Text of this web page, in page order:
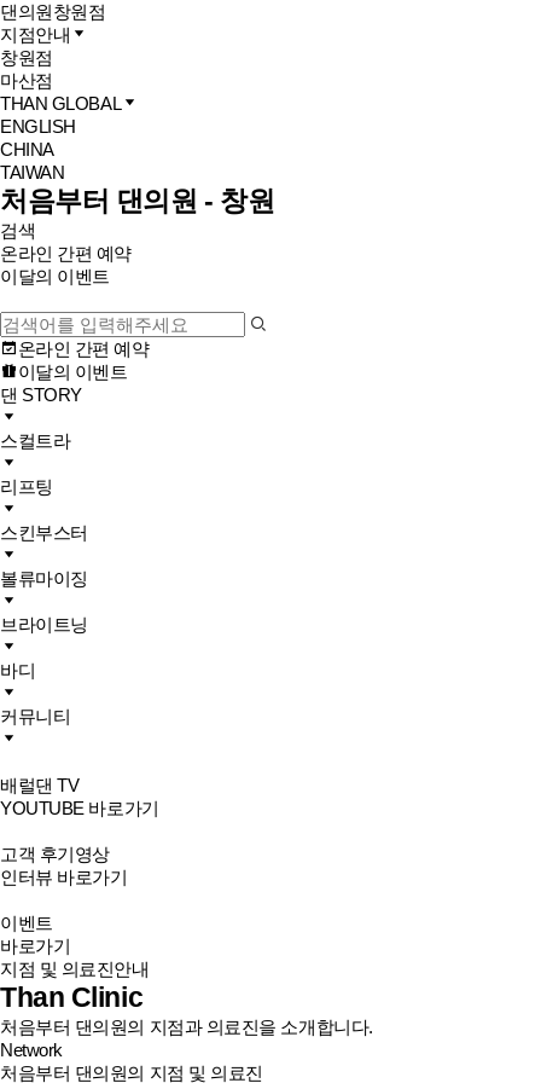
댄의원창원점
지점안내
창원점
마산점
THAN GLOBAL
ENGLISH
CHINA
TAIWAN
처음부터 댄의원 - 창원
검색
온라인 간편 예약
이달의 이벤트
온라인 간편 예약
이달의 이벤트
댄 STORY
스컬트라
리프팅
스킨부스터
볼류마이징
브라이트닝
바디
커뮤니티
배럴댄 TV
YOUTUBE 바로가기
고객 후기영상
인터뷰 바로가기
이벤트
바로가기
지점 및 의료진안내
Than Clinic
처음부터 댄의원의 지점과 의료진을 소개합니다.
Network
처음부터 댄의원의 지점 및 의료진